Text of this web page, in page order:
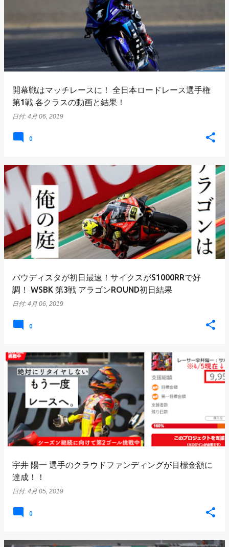
開幕戦はマッチレースに！ 全日本ロードレース選手権
第1戦 各クラスの動画と結果！
日付: 4月 06, 2019
0
バウディスタが初日最速！サイクスがS1000RRで好
調！ WSBK 第3戦 アラゴンROUND初日結果
日付: 4月 06, 2019
0
宇井 陽一 選手のクラウドファンディングが目標金額に
達成！！
日付: 4月 05, 2019
0